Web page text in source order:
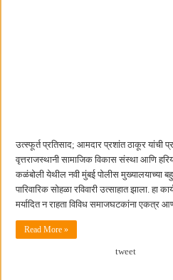
उत्स्फूर्त प्रतिसाद; आमदार प्रशांत ठाकूर यांची
वृत्तराजस्थानी सामाजिक विकास संस्था आणि
कळंबोली येथील नवी मुंबई पोलीस मुख्यालयाच्या
पारिवारिक सोहळा रविवारी उत्साहात झाला.
मर्यादित न राहता विविध समाजघटकांना एकत्र
Read More »
tweet